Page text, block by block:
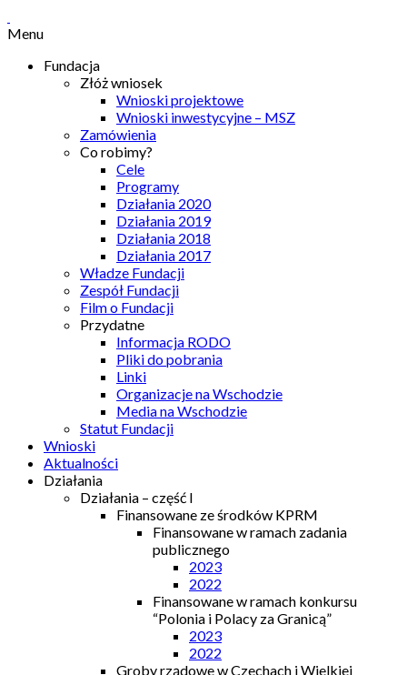
Menu
Fundacja
Złóż wniosek
Wnioski projektowe
Wnioski inwestycyjne – MSZ
Zamówienia
Co robimy?
Cele
Programy
Działania 2020
Działania 2019
Działania 2018
Działania 2017
Władze Fundacji
Zespół Fundacji
Film o Fundacji
Przydatne
Informacja RODO
Pliki do pobrania
Linki
Organizacje na Wschodzie
Media na Wschodzie
Statut Fundacji
Wnioski
Aktualności
Działania
Działania – część I
Finansowane ze środków KPRM
Finansowane w ramach zadania
publicznego
2023
2022
Finansowane w ramach konkursu
“Polonia i Polacy za Granicą”
2023
2022
Groby rządowe w Czechach i Wielkiej